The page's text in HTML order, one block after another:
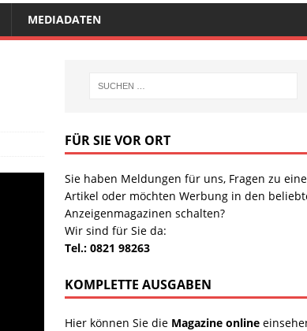
MEDIADATEN
FÜR SIE VOR ORT
Sie haben Meldungen für uns, Fragen zu
Artikel oder möchten Werbung in den
Anzeigenmagazinen schalten?
Wir sind für Sie da:
Tel.: 0821 98263
KOMPLETTE AUSGABEN
Hier können Sie die Magazine online